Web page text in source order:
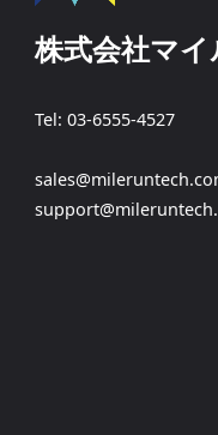
株式会社マ
Tel: 03-6555-4527